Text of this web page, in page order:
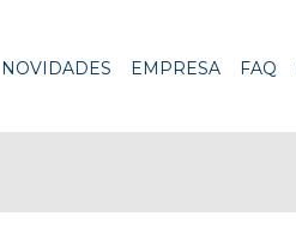
NOVIDADES EMPRESA FAQ